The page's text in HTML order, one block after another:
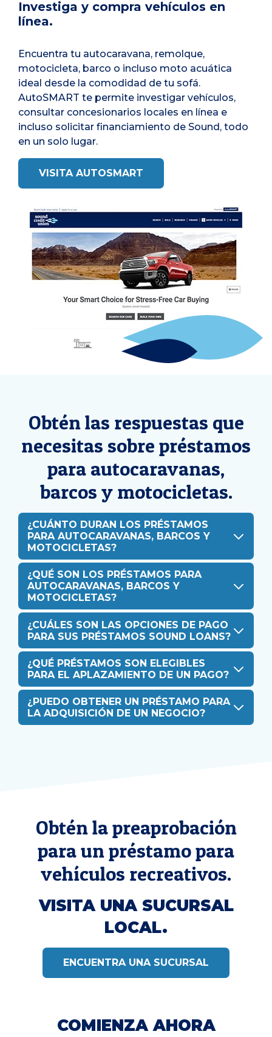
Investiga y compra vehículos en
línea.
Encuentra tu autocaravana, remolque,
motocicleta, barco o incluso moto acuática
ideal desde la comodidad de tu sofá.
AutoSMART te permite investigar vehículos,
consultar concesionarios locales en línea e
incluso solicitar financiamiento de Sound, todo
en un solo lugar.
VISITA AUTOSMART
Obtén las respuestas que
necesitas sobre préstamos
para autocaravanas,
barcos y motocicletas.
¿CUÁNTO DURAN LOS PRÉSTAMOS
PARA AUTOCARAVANAS, BARCOS Y
MOTOCICLETAS?
¿QUÉ SON LOS PRÉSTAMOS PARA
AUTOCARAVANAS, BARCOS Y
MOTOCICLETAS?
¿CUÁLES SON LAS OPCIONES DE PAGO
PARA SUS PRÉSTAMOS SOUND LOANS?
¿QUÉ PRÉSTAMOS SON ELEGIBLES
PARA EL APLAZAMIENTO DE UN PAGO?
¿PUEDO OBTENER UN PRÉSTAMO PARA
LA ADQUISICIÓN DE UN NEGOCIO?
Obtén la preaprobación
para un préstamo para
vehículos recreativos.
VISITA UNA SUCURSAL
LOCAL.
ENCUENTRA UNA SUCURSAL
COMIENZA AHORA